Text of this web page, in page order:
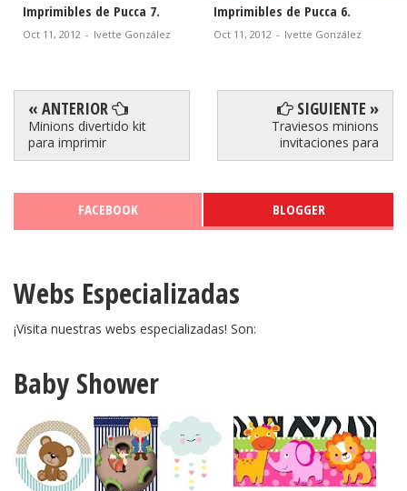
7. Imprimibles de Pucca 6.
Oct 11, 2012 - Ivette González
Imprimibles de Pucca
Oct 10, 2012 - Ivette
« ANTERIOR
Minions divertido kit
para imprimir
SIGUIENTE »
Traviesos minions
invitaciones para
FACEBOOK BLOGGER
Webs Especializadas
¡Visita nuestras webs especializadas! Son:
Baby Shower